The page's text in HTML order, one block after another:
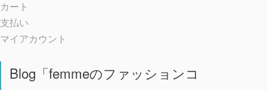
カート
支払い
マイアカウント
Blog「femmeのファッションコ